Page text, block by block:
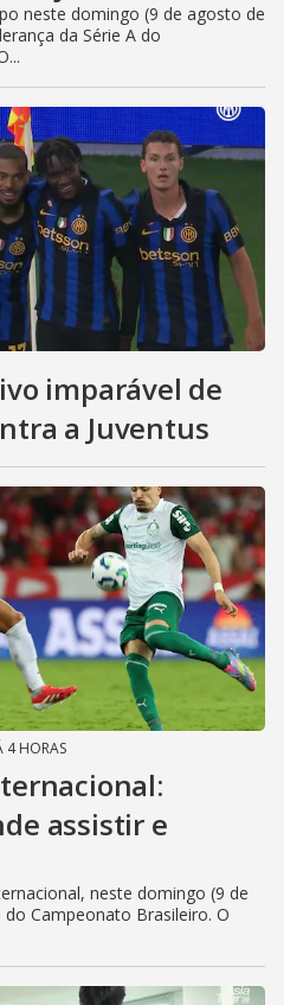
neste domingo (9 de agosto de
da Série A do
imparável de
a Juventus
4 HORAS
assistir e
neste domingo (9 de
Campeonato Brasileiro. O